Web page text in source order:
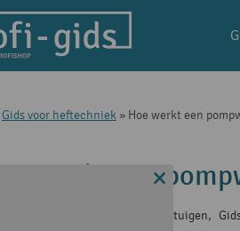
Gids voor heftechniek » Hoe werkt een
Hoe werkt een
Bediening van hefvoertuigen,